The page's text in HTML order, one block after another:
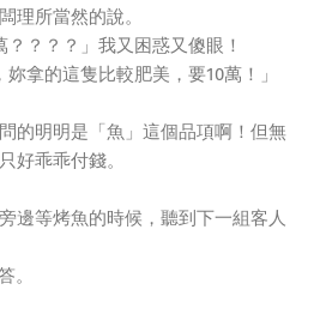
理所當然的說。
？？？？」我又困惑又傻眼！
妳拿的這隻比較肥美，要10萬！」
的明明是「魚」這個品項啊！但無
好乖乖付錢。
邊等烤魚的時候，聽到下一組客人
。